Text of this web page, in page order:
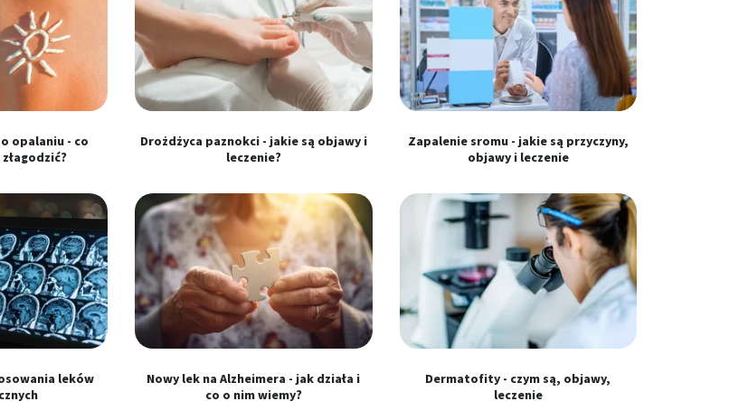
opalaniu - co
Drożdżyca paznokci - jakie są objawy i
leczenie?
Zapalenie sromu - jakie są przyczyny,
objawy i leczenie
leków
Nowy lek na Alzheimera - jak działa i
co o nim wiemy?
Dermatofity - czym są, objawy,
leczenie